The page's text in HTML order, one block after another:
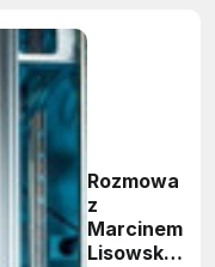
Rozmowa
z
Marcinem
Lisowskim